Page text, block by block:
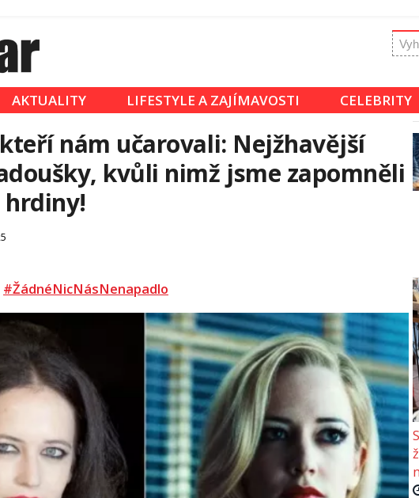
AKTUALITY LIFESTYLE A ZAJÍMAVOSTI CELEBRITY
nám učarovali: Nejžhavější
kvůli nimž jsme zapomněli
hrdiny!
#ŽádnéNicNásNenapadlo